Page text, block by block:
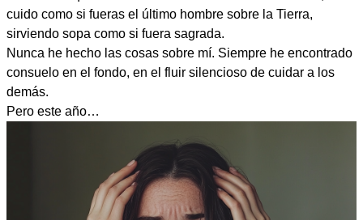
cuido como si fueras el último hombre sobre la Tierra,
sirviendo sopa como si fuera sagrada.
Nunca he hecho las cosas sobre mí. Siempre he encontrado
consuelo en el fondo, en el fluir silencioso de cuidar a los
demás.
Pero este año…